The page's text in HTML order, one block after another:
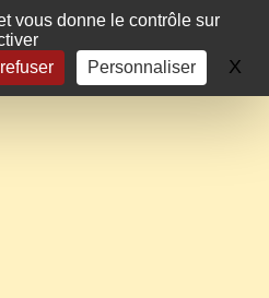
vous donne le contrôle sur
Personnaliser X